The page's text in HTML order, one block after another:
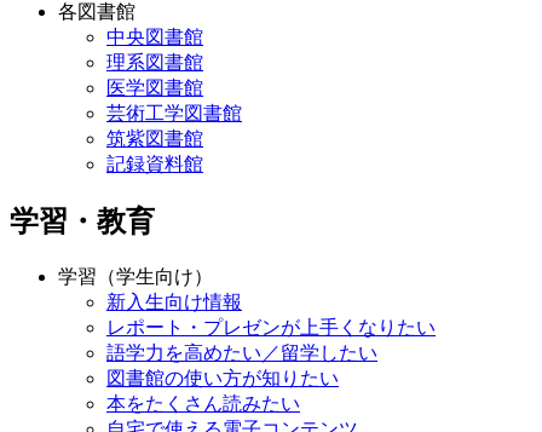
各図書館
中央図書館
理系図書館
医学図書館
芸術工学図書館
筑紫図書館
記録資料館
学習・教育
学習（学生向け）
新入生向け情報
レポート・プレゼンが上手くなりたい
語学力を高めたい／留学したい
図書館の使い方が知りたい
本をたくさん読みたい